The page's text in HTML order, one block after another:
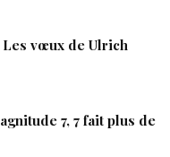
Les vœux de Ulrich
7, 7 fait plus de